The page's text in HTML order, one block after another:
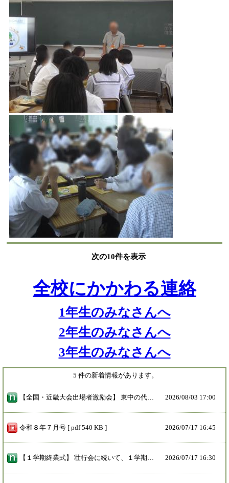
次の10件を表示
全校にかかわる連絡
1年生のみなさんへ
2年生のみなさんへ
3年生のみなさんへ
5 件の新着情報があります。
【全国・近畿大会出場者激励会】 東中の代表が夏季総合体育大会で上位入賞し、大阪府で行われる近畿大会や、中国ブロック（広島県）で行われる全国大会へ出場します。 ８月３日（月）に出場選手の激励会を行いました。出場するのは、ハンドボール部、陸上男子200ｍ、卓球個人、水泳女子100ｍバタフライ・200ｍバタフライです。 校長先生から激励の言葉をいただいた後、代表の選手から、「日ごろの練習の成果を出し切れるようがんばります！」と力強い決意の言葉がありました。 ガムシャラに、自分たちのベストを出し切ってきてください。ガンバレ東中！ 2026/08/03 17:00
令和８年７月号 [ pdf 540 KB ] 2026/07/17 16:45
【１学期終業式】 壮行会に続いて、１学期の終業式を行いました。 各学年から１学期の振り返りを発表し、２学期に向けてさらに良くなるように決意を新たにしました。 校長先生からは、東中生は地域に貢献し、お褒めの言葉をたくさんいただいたこと、「継続はいつか習慣になる。良い習慣がつけばそれは間違いなく力になる」こと、そして、誰一人欠けることなく、２学期を始められるように充実した夏休みを送れるようにしてほしいことをお話しいただきました。 １学期、学校内外で活躍したみなさんが、夏休み、２学期も大いに活躍してくれることを期待しています！ 2026/07/17 16:30